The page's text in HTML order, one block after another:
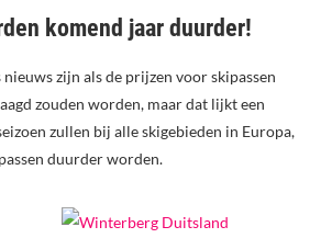
komend jaar duurder!
zijn als de prijzen voor skipassen
zouden worden, maar dat lijkt een
zullen bij alle skigebieden in Europa,
duurder worden.